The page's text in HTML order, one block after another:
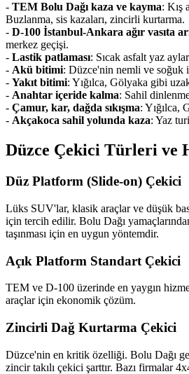
- TEM Bolu Dağı kaza ve kayma: Kış
Buzlanma, sis kazaları, zincirli kurtarma.
- D-100 İstanbul-Ankara ağır vasıta
merkez geçişi.
- Lastik patlaması: Sıcak asfalt yaz
- Akü bitimi: Düzce'nin nemli ve soğuk
- Yakıt bitimi: Yığılca, Gölyaka gibi
- Anahtar içeride kalma: Sahil
- Çamur, kar, dağda sıkışma: Yığılca,
- Akçakoca sahil yolunda kaza: Yaz
Düzce Çekici Türleri ve
Düz Platform (Slide-on) Çekici
Lüks SUV'lar, klasik araçlar ve düşük
için tercih edilir. Bolu Dağı
taşınması için en uygun yöntemdir.
Açık Platform Standart Çekici
TEM ve D-100 üzerinde en yaygın
araçlar için ekonomik çözüm.
Zincirli Dağ Kurtarma Çekici
Düzce'nin en kritik özelliği. Bolu Dağı
zincir takılı çekici şarttır. Bazı firmalar